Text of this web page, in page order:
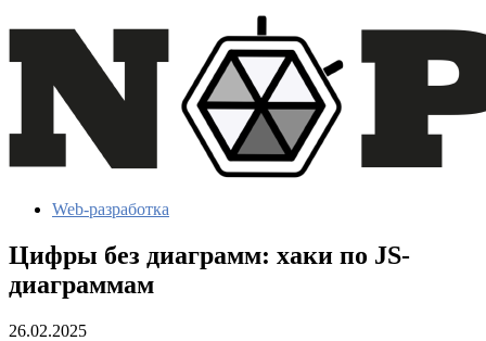
Web-разработка
Цифры без диаграмм: хаки по JS-
диаграммам
26.02.2025